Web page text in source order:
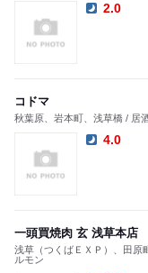
2.0
コドマ
秋葉原、岩本町、浅草橋 / 居
4.0
一頭買焼肉 玄 浅草本店
浅草（つくばＥＸＰ）、田原
ルモン